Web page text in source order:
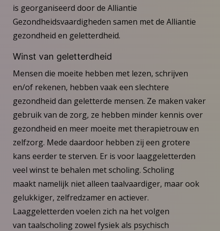
is georganiseerd door de Alliantie
Gezondheidsvaardigheden samen met de Alliantie
gezondheid en geletterdheid.
Winst van geletterdheid
Mensen die moeite hebben met lezen, schrijven
en/of rekenen, hebben vaak een slechtere
gezondheid dan geletterde mensen. Ze maken vaker
gebruik van de zorg, ze hebben minder kennis over
gezondheid en meer moeite met therapietrouw en
zelfzorg. Mede daardoor hebben zij een grotere
kans eerder te sterven. Er is voor laaggeletterden
veel winst te behalen met scholing. Scholing
maakt namelijk niet alleen taalvaardiger, maar ook
gelukkiger, zelfredzamer en actiever.
Laaggeletterden voelen zich na het volgen
van taalscholing zowel fysiek als psychisch